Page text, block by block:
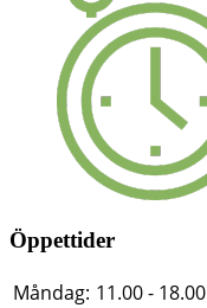
Öppettider
Måndag: 11.00 - 18.00